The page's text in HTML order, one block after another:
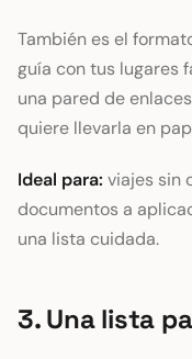
También es el
guía con tus lugares
una pared de
quiere llevarla en
Ideal para: viajes sin
documentos a
una lista cuidada.
3. Una lista